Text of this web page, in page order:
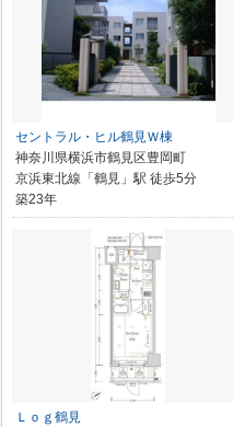
セントラル・ヒル鶴見Ｗ棟
神奈川県横浜市鶴見区豊岡町
京浜東北線「鶴見」駅 徒歩5分
築23年
Ｌｏｇ鶴見